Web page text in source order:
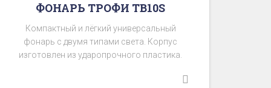
ФОНАРЬ ТРОФИ TB10S
Компактный и лёгкий универсальный
фонарь с двумя типами света. Корпус
изготовлен из ударопрочного пластика.